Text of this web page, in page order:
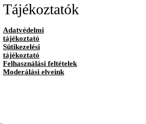
Tájékoztatók
Adatvédelmi
tájékoztató
Sütikezelési
tájékoztató
Felhasználási feltételek
Moderálási elveink